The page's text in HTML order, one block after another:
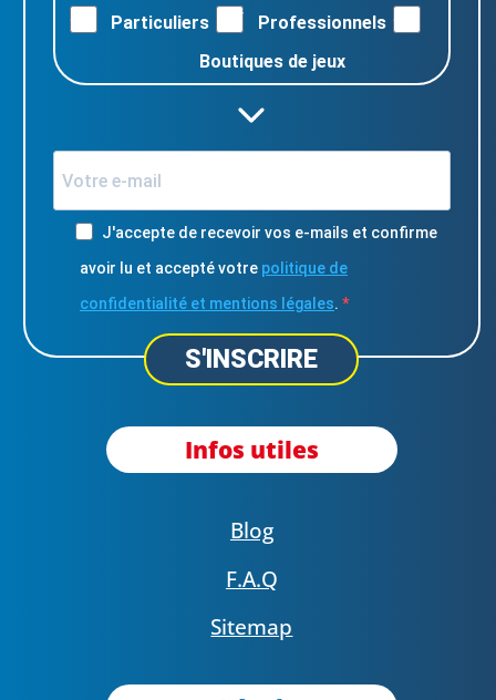
Particuliers
Professionnels
Boutiques de jeux
J'accepte de recevoir vos e-mails et confirme
avoir lu et accepté votre politique de
confidentialité et mentions légales.
S'INSCRIRE
Infos utiles
Blog
F.A.Q
Sitemap